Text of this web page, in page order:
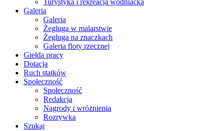
Turystyka i rekreacja wodniacka
Galeria
Galeria
Żegluga w malarstwie
Żegluga na znaczkach
Galeria floty rzecznej
Giełda pracy
Dotacja
Ruch statków
Społeczność
Społeczność
Redakcja
Nagrody i wróżnienia
Rozrywka
Szukaj